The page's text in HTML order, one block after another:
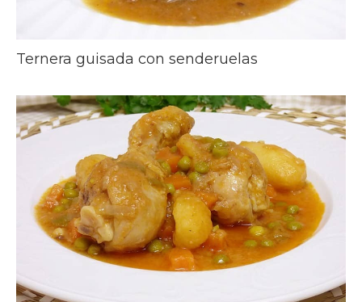
Ternera guisada con senderuelas